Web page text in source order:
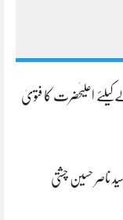
اعلیٰحضرت کا فتویٰ
ناصر حسین چشتی